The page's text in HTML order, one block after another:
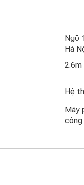
Ngõ
Hà
2.6m
Hệ
Máy
công